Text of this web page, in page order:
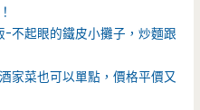
不起眼的鐵皮小攤子，炒麵跟
家菜也可以單點，價格平價又